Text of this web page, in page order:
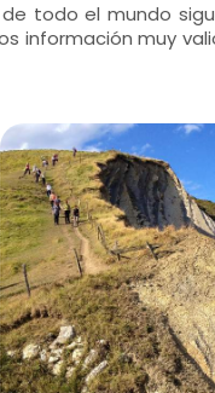
todo el mundo
información muy